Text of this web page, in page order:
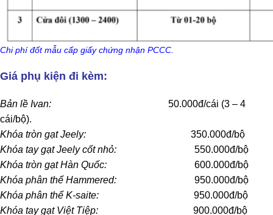
Chi phí đốt mẫu cấp giấy chứng nhận PCCC.
Giá phụ kiện đi kèm:
Bản lề Ivan: 50.000đ/cái (3 – 4
cái/bộ).
Khóa tròn gạt Jeely: 350.000đ/bộ
Khóa tay gạt Jeely cốt nhỏ: 550.000đ/bộ
Khóa tròn gạt Hàn Quốc: 600.000đ/bộ
Khóa phân thể Hammered: 950.000đ/bộ
Khóa phân thể K-saite: 950.000đ/bộ
Khóa tay gạt Việt Tiệp: 900.000đ/bộ